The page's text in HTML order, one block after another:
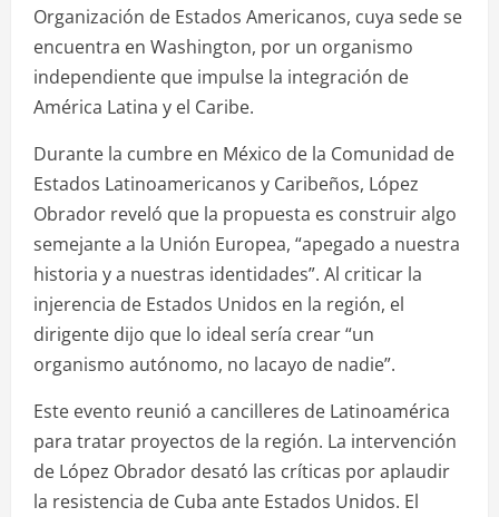
Organización de Estados Americanos, cuya sede se
encuentra en Washington, por un organismo
independiente que impulse la integración de
América Latina y el Caribe.
Durante la cumbre en México de la Comunidad de
Estados Latinoamericanos y Caribeños, López
Obrador reveló que la propuesta es construir algo
semejante a la Unión Europea, “apegado a nuestra
historia y a nuestras identidades”. Al criticar la
injerencia de Estados Unidos en la región, el
dirigente dijo que lo ideal sería crear “un
organismo autónomo, no lacayo de nadie”.
Este evento reunió a cancilleres de Latinoamérica
para tratar proyectos de la región. La intervención
de López Obrador desató las críticas por aplaudir
la resistencia de Cuba ante Estados Unidos. El